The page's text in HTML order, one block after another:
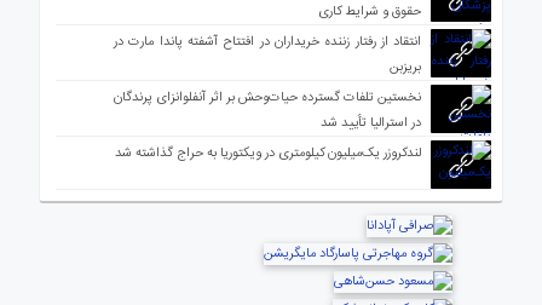
حقوق و شرایط کاری
انتقاد از رفتار زننده خریداران در افتتاح آشفته پاندا مارت در
بریزبن
نخستین تلفات گسترده حیات‌وحش بر اثر آنفلوانزای پرندگان
در استرالیا تأیید شد
لندکروزر یک‌میلیون کیلومتری در ویکتوریا به حراج گذاشته شد